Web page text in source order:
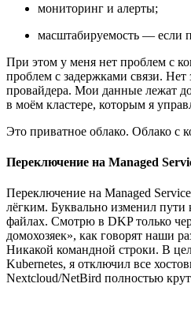
мониторинг и алерты;
масштабируемость — если
При этом у меня нет проблем с
проблем с задержками связи.
провайдера. Мои данные лежат
в моём кластере, которым я
Это приватное облако. Облако с
Переключение на Managed
Переключение на Managed
лёгким. Буквально изменил пути
файлах. Смотрю в DKP только
домохозяек», как говорят наши
Никакой командной строки. В
Kubernetes, я отключил все
Nextcloud/NetBird полностью